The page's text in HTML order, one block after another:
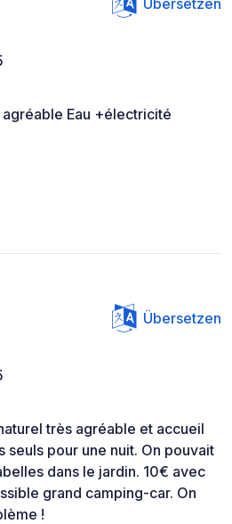
Eau +électricité
Übersetzen
très agréable et accueil
seuls pour une nuit. On pouvait
dans le jardin. 10€ avec
grand camping-car. On
!